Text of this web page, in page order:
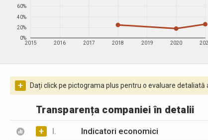
2015 2016 2017 2018 2019 2020
0%
20%
40%
60%
+ Dați click pe pictograma plus pentru o evaluare detaliată
Transparența companiei în detalii
+ I. Indicatori economici